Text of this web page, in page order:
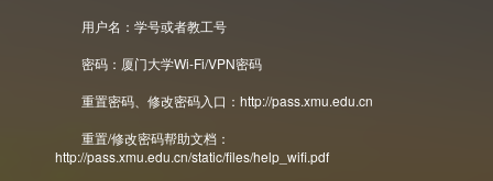
用户名：学号或者教工号
密码：厦门大学Wi-Fi/VPN密码
重置密码、修改密码入口：http://pass.xmu.edu.cn
重置/修改密码帮助文档：
http://pass.xmu.edu.cn/static/files/help_wifi.pdf